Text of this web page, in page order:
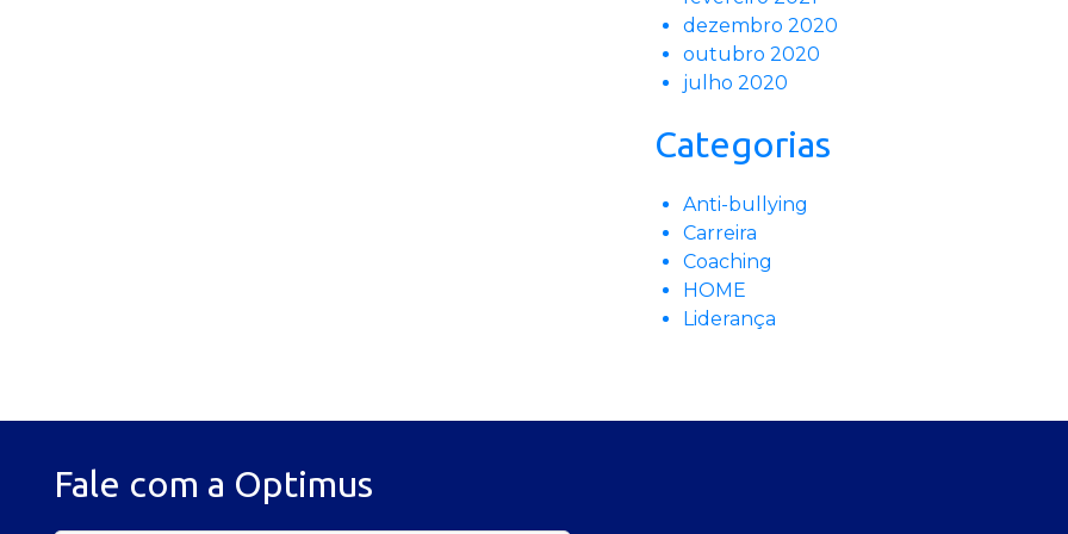
dezembro 2020
outubro 2020
julho 2020
Categorias
Anti-bullying
Carreira
Coaching
HOME
Liderança
Fale com a Optimus